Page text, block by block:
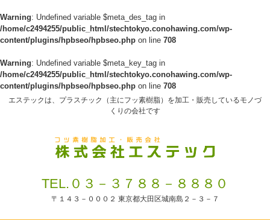
Warning: Undefined variable $meta_des_tag in
/home/c2494255/public_html/stechtokyo.conohawing.com/wp-
content/plugins/hpbseo/hpbseo.php on line 708
Warning: Undefined variable $meta_key_tag in
/home/c2494255/public_html/stechtokyo.conohawing.com/wp-
content/plugins/hpbseo/hpbseo.php on line 708
エステックは、プラスチック（主にフッ素樹脂）を加工・販売しているモノづ
くりの会社です
TEL.０３－３７８８－８８８０
〒１４３－０００２ 東京都大田区城南島２－３－７